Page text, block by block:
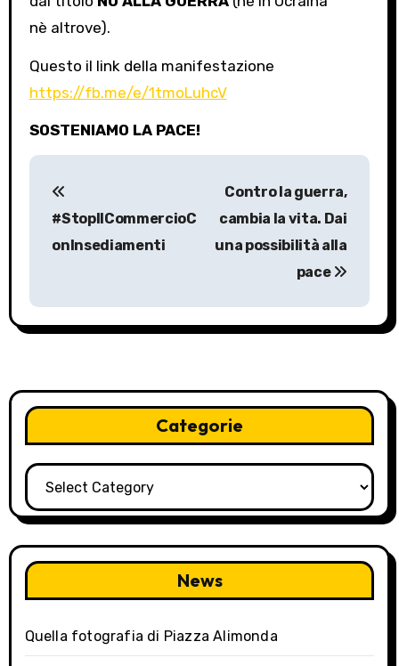
nè altrove).
Questo il link della manifestazione
https://fb.me/e/1tmoLuhcV
SOSTENIAMO LA PACE!
P
n
v
i
g
a
t
i
o
n
#StopIlCommercioC
onInsediamenti
Contro la guerra,
cambia la vita. Dai
una possibilità alla
pace
Categorie
Categorie
News
Quella fotografia di Piazza Alimonda